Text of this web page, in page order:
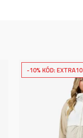
-10% KÓD: EXTRA10